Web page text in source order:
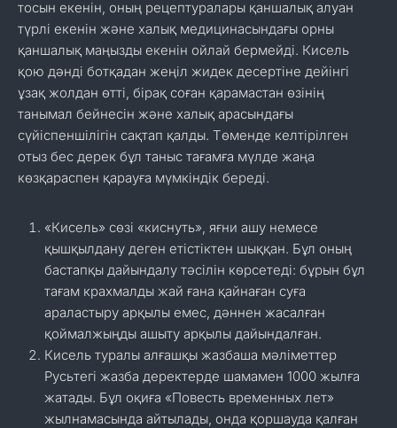
тосын екенін, оның рецептуралары қаншалық алуан
түрлі екенін және халық медицинасындағы орны
қаншалық маңызды екенін ойлай бермейді. Кисель
қою дәнді ботқадан жеңіл жидек десертіне дейінгі
ұзақ жолдан өтті, бірақ соған қарамастан өзінің
танымал бейнесін және халық арасындағы
сүйіспеншілігін сақтап қалды. Төменде келтірілген
отыз бес дерек бұл таныс тағамға мүлде жаңа
көзқараспен қарауға мүмкіндік береді.
«Кисель» сөзі «киснуть», яғни ашу немесе
қышқылдану деген етістіктен шыққан. Бұл оның
бастапқы дайындалу тәсілін көрсетеді: бұрын бұл
тағам крахмалды жай ғана қайнаған суға
араластыру арқылы емес, дәннен жасалған
қоймалжыңды ашыту арқылы дайындалған.
Кисель туралы алғашқы жазбаша мәліметтер
Русьтегі жазба деректерде шамамен 1000 жылға
жатады. Бұл оқиға «Повесть временных лет»
жылнамасында айтылады, онда қоршауда қалған